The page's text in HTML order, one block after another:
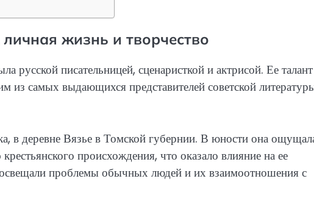
жизнь и творчество
писательницей, сценаристкой и актрисой. Ее
из самых выдающихся представителей советской
в деревне Вязье в Томской губернии. В юности она
происхождения, что оказало влияние на ее
проблемы обычных людей и их взаимоотношения с